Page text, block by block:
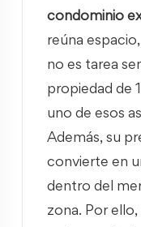
condominio
reúna
no es tarea
propiedad de
uno de esos
Además, su
convierte en
dentro del
zona. Por